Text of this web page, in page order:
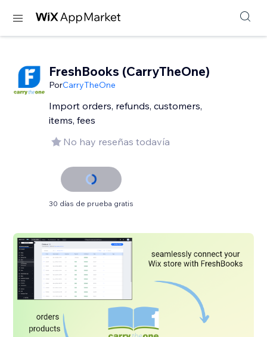
FreshBooks (CarryTheOne)
PorCarryTheOne
Import orders, refunds, customers,
items, fees
No hay reseñas todavía
30 días de prueba gratis